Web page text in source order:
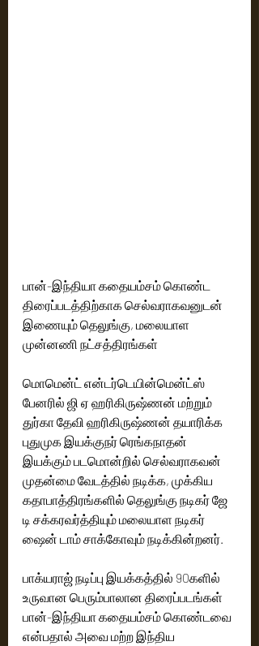
பான்-இந்தியா கதையம்சம் கொண்ட
திரைப்படத்திற்காக செல்வராகவனுடன்
இணையும் தெலுங்கு, மலையாள
முன்னணி நட்சத்திரங்கள்
மொமென்ட் என்டர்டெயின்மென்ட்ஸ்
பேனரில் ஜி ஏ ஹரிகிருஷ்ணன் மற்றும்
துர்கா தேவி ஹரிகிருஷ்ணன் தயாரிக்க
புதுமுக இயக்குநர் ரெங்கநாதன்
இயக்கும் படமொன்றில் செல்வராகவன்
முதன்மை வேடத்தில் நடிக்க, முக்கிய
கதாபாத்திரங்களில் தெலுங்கு நடிகர் ஜே
டி சக்கரவர்த்தியும் மலையாள நடிகர்
ஷைன் டாம் சாக்கோவும் நடிக்கின்றனர்.
பாக்யராஜ் நடிப்பு இயக்கத்தில் 90களில்
உருவான பெரும்பாலான திரைப்படங்கள்
பான்-இந்தியா கதையம்சம் கொண்டவை
என்பதால் அவை மற்ற இந்திய